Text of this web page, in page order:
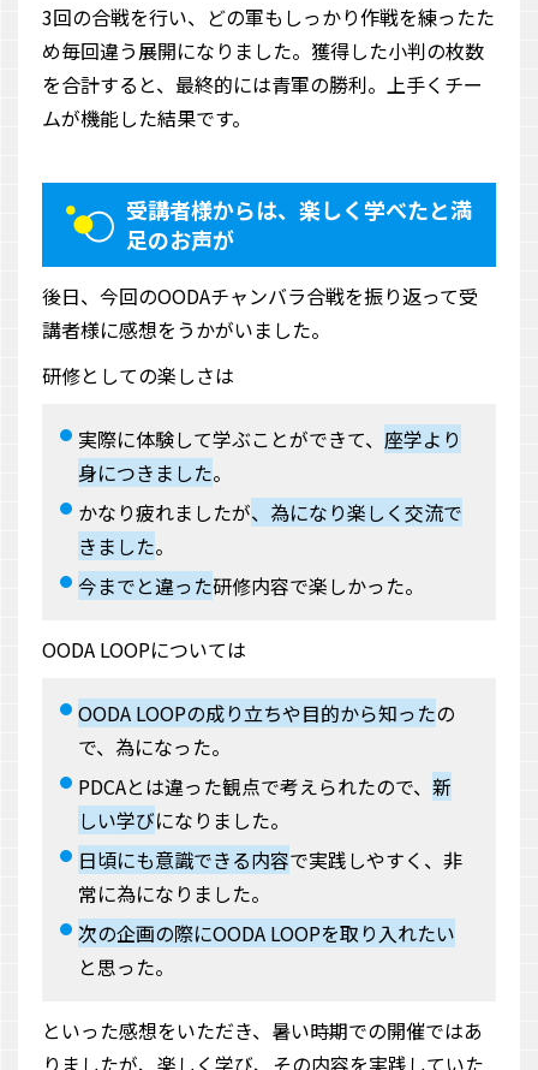
3回の合戦を行い、どの軍もしっかり作戦を練ったた
め毎回違う展開になりました。獲得した小判の枚数
を合計すると、最終的には青軍の勝利。上手くチー
ムが機能した結果です。
受講者様からは、楽しく学べたと満
足のお声が
後日、今回のOODAチャンバラ合戦を振り返って受
講者様に感想をうかがいました。
研修としての楽しさは
実際に体験して学ぶことができて、 座学より
身につきました。
かなり疲れましたが、為になり楽しく交流で
きました。
今までと違った研修内容で楽しかった。
OODA LOOPについては
OODA LOOPの成り立ちや目的から知ったの
で、為になった。
PDCAとは違った観点で考えられたので、 新
しい学びになりました。
日頃にも意識できる内容で実践しやすく、非
常に為になりました。
次の企画の際にOODA LOOPを取り入れたい
と思った。
といった感想をいただき、暑い時期での開催ではあ
りましたが、楽しく学び、その内容を実践していた